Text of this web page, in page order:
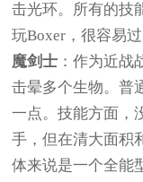
击光环。所有的技
玩Boxer，很容易过
魔剑士：作为近战
击晕多个生物。普
一点。技能方面，
手，但在清大面积
体来说是一个全能